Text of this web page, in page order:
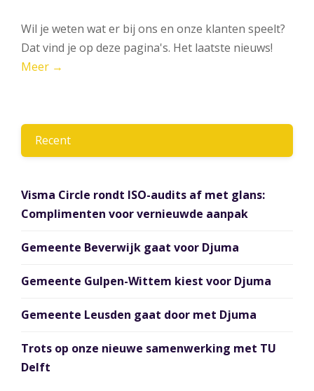
Wil je weten wat er bij ons en onze klanten speelt?
Dat vind je op deze pagina's. Het laatste nieuws!
Meer →
Recent
Visma Circle rondt ISO-audits af met glans:
Complimenten voor vernieuwde aanpak
Gemeente Beverwijk gaat voor Djuma
Gemeente Gulpen-Wittem kiest voor Djuma
Gemeente Leusden gaat door met Djuma
Trots op onze nieuwe samenwerking met TU
Delft